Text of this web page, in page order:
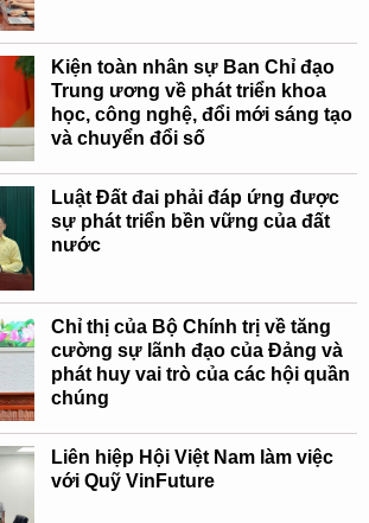
Kiện toàn nhân sự Ban Chỉ đạo
Trung ương về phát triển khoa
học, công nghệ, đổi mới sáng tạo
và chuyển đổi số
Luật Đất đai phải đáp ứng được
sự phát triển bền vững của đất
nước
Chỉ thị của Bộ Chính trị về tăng
cường sự lãnh đạo của Đảng và
phát huy vai trò của các hội quần
chúng
Liên hiệp Hội Việt Nam làm việc
với Quỹ VinFuture